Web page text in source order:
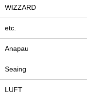
WIZZARD
etc.
Anapau
Seaing
LUFT